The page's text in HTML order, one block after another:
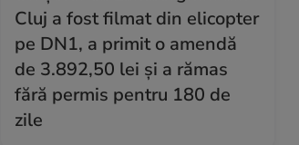
Cluj a fost filmat din elicopter
pe DN1, a primit o amendă
de 3.892,50 lei și a rămas
fără permis pentru 180 de
zile